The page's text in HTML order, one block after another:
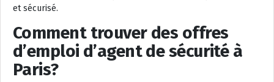
et sécurisé.
Comment trouver des offres
d’emploi d’agent de sécurité à
Paris?